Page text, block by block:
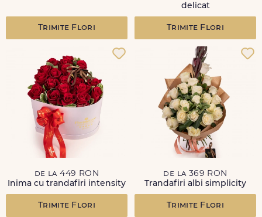
Trimite Flori
delicat
Trimite Flori
de la 449 RON
Inima cu trandafiri intensity
Trimite Flori
de la 369 RON
Trandafiri albi simplicity
Trimite Flori